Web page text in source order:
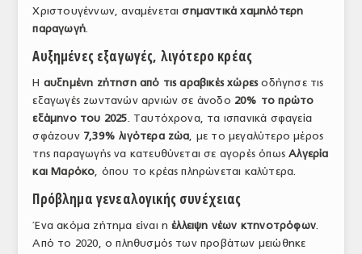
Profile
ΑΡΧΕΙΟ ΤΕΥΧΩΝ
ΣΥΝΕΔΡΙΟ ΚΡΕΑΤΟΣ
Χριστουγέννων, αναμένεταισημαντικά χαμηλότερη
παραγωγή.
Αυξημένες εξαγωγές, λιγότερο κρέας
Η αυξημένη ζήτηση από τις αραβικές χώρεςοδήγησε τις
εξαγωγές ζωντανών αρνιών σε άνοδο 20% το πρώτο
εξάμηνο του 2025. Ταυτόχρονα, τα ισπανικά σφαγεία
σφάζουν 7,39% λιγότερα ζώα, με το μεγαλύτερο μέρος
της παραγωγής να κατευθύνεται σε αγορές όπωςΑλγερία
και Μαρόκο, όπου το κρέας πληρώνεται καλύτερα.
Πρόβλημα γενεαλογικής συνέχειας
Ένα ακόμα ζήτημα είναι ηέλλειψη νέων κτηνοτρόφων.
Από το 2020, ο πληθυσμός των προβάτων μειώθηκε